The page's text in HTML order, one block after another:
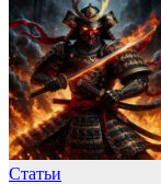
Статьи